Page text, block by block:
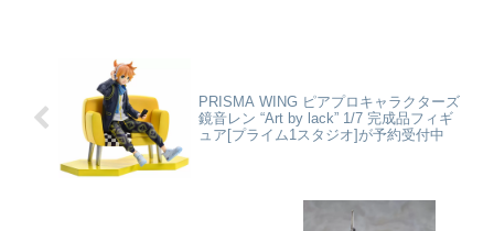
ツ：「微笑み顔」「笑顔」●オプ
ションパーツ：「...
PRISMA WING ピアプロキャラクターズ
鏡音レン “Art by lack” 1/7 完成品フィギ
ュア[プライム1スタジオ]が予約受付中